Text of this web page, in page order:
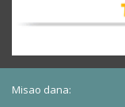
Misao dana: